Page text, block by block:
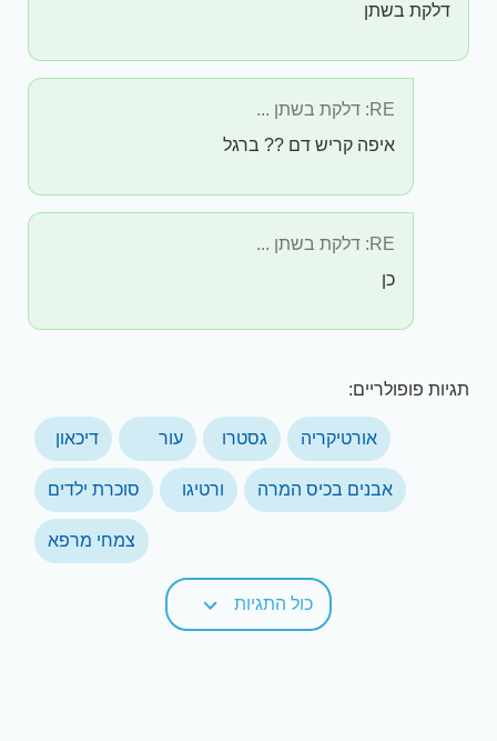
דלקת בשתן
RE: דלקת בשתן ...
איפה קריש דם ?? ברגל
RE: דלקת בשתן ...
כן
תגיות פופולריים:
אורטיקריה גסטרו עור דיכאון
אבנים בכיס המרה ורטיגו סוכרת ילדים
צמחי מרפא
כול התגיות